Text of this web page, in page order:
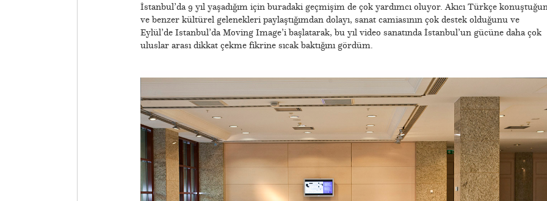
İstanbul’da 9 yıl yaşadığım için buradaki geçmişim de çok yardımcı oluyor. Akıcı Türkçe
ve benzer kültürel gelenekleri paylaştığımdan dolayı, sanat camiasının çok destek olduğunu ve
Eylül’de Istanbul’da Moving Image’i başlatarak, bu yıl video sanatında İstanbul’un gücüne daha çok
uluslar arası dikkat çekme fikrine sıcak baktığını gördüm.